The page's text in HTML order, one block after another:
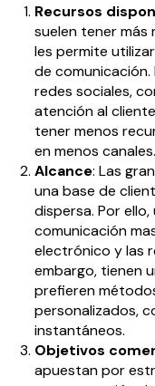
Recursos
suelen tener más
les permite
de
redes sociales,
atención al
tener menos
en menos canales.
Alcance: Las
una base de
dispersa. Por
comunicación
electrónico y las
embargo, tienen
prefieren
personalizados,
instantáneos.
Objetivos
apuestan por